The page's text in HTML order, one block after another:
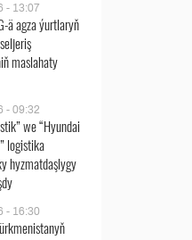
- 13:07
ä agza ýurtlaryň
maslahaty
- 09:32
we “Hyundai
logistika
hyzmatdaşlygy
- 16:30